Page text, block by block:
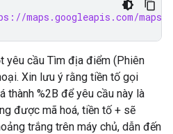
maps/
yêu cầu Tìm địa điểm (Phiên
Xin lưu ý rằng tiền tố gọi
thành %2B để yêu cầu này là
được mã hoá, tiền tố + sẽ
trắng trên máy chủ, dẫn đến